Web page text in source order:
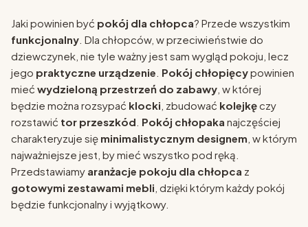
Jaki powinien być pokój dla chłopca? Przede wszystkim
funkcjonalny . Dla chłopców, w przeciwieństwie do
dziewczynek, nie tyle ważny jest sam wygląd pokoju, lecz
jego praktyczne urządzenie Pokój chłopięcypowinien
mieć wydzieloną przestrzeń do zabawy , w której
będzie można rozsypać klocki , zbudować kolejkęczy
rozstawić tor przeszkód Pokój chłopaka najczęściej
charakteryzuje się minimalistycznym designem , w którym
najważniejsze jest, by mieć wszystko pod ręką.
Przedstawiamy aranżacje pokoju dla chłopca z
gotowymi zestawami mebli , dzięki którym każdy pokój
będzie funkcjonalny i wyjątkowy.